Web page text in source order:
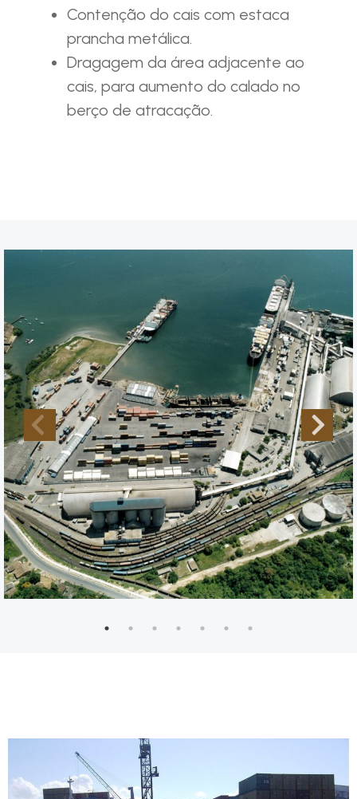
Contenção do cais com estaca
prancha metálica.
Dragagem da área adjacente ao
cais, para aumento do calado no
berço de atracação.